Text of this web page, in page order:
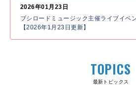
2026年01月23日
ブシロードミュージック主催ライブイベ
【2026年1月23日更新】
TOPICS
最新トピックス